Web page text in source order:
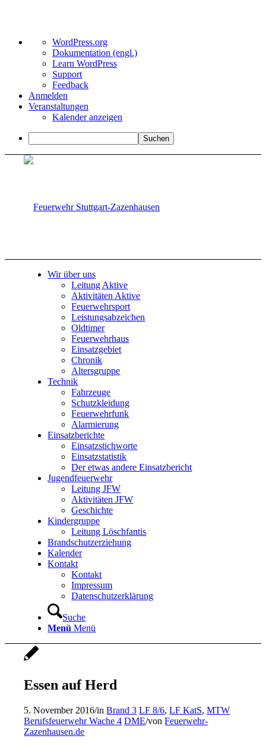
Über
WordPress
WordPress.org
Dokumentation (engl.)
Learn WordPress
Support
Feedback
Anmelden
Veranstaltungen
Kalender anzeigen
Suchen
Wir über uns
Leitung Aktive
Aktivitäten Aktive
Feuerwehrsport
Leistungsabzeichen
Oldtimer
Feuerwehrhaus
Einsatzgebiet
Chronik
Altersgruppe
Technik
Fahrzeuge
Schutzkleidung
Feuerwehrfunk
Alarmierung
Einsatzberichte
Einsatzstichworte
Einsatzstatistik
Der etwas andere Einsatzbericht
Jugendfeuerwehr
Leitung JFW
Aktivitäten JFW
Geschichte
Kindergruppe
Leitung Löschfantis
Brandschutzerziehung
Kalender
Kontakt
Kontakt
Impressum
Datenschutzerklärung
Suche
Menü Menü
Essen auf Herd
5. November 2016/inBrand 3 LF 8/6,LF KatS,MTW
Berufsfeuerwehr Wache 4 DME/vonFeuerwehr-
Zazenhausen.de